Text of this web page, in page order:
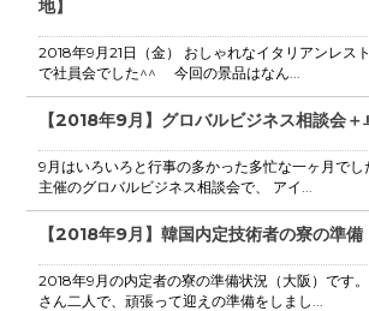
地】
2018年9月21日（金） おしゃれなイタリアンレス
で社員会でした^^ 今回の景品はなん...
【2018年9月】グロバルビジネス相談会
9月はいろいろと行事の多かった多忙な一ヶ月で
主催のグロバルビジネス相談会で、 アイ...
【2018年9月】韓国内定技術者の寮の準備
2018年9月の内定者の寮の準備状況（大阪）です
さん二人で、頑張って迎えの準備をしまし...